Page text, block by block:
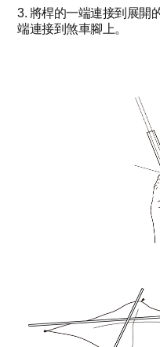
3. 將桿的一端連接到展開
端連接到煞車腳上。